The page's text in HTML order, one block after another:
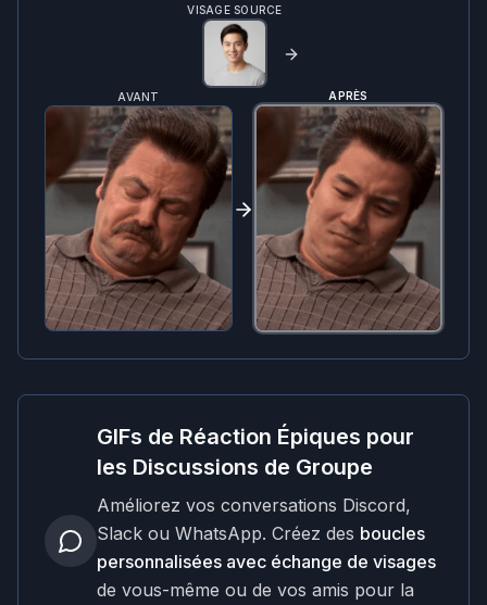
VISAGE SOURCE
AVANT APRÈS
GIFs de Réaction Épiques pour
les Discussions de Groupe
Améliorez vos conversations Discord,
Slack ou WhatsApp. Créez des boucles
personnalisées avec échange de visages
de vous-même ou de vos amis pour la